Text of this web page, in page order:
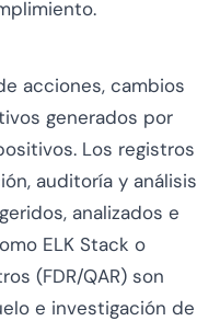
acciones, cambios
generados por
Los registros
auditoría y análisis
analizados e
ELK Stack o
(FDR/QAR) son
e investigación de